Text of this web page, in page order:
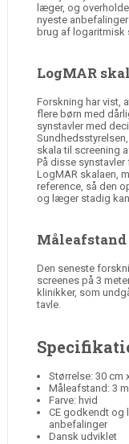
læger, og
nyeste
brug af logaritmisk
LogMAR
Forskning har vist,
flere børn med
synstavler med
skala til screening
På disse synstavler
LogMAR skalaen,
reference, så den
og læger stadig
Den seneste
screenes på 3
klinikker, som
tavle.
Størrelse: 30 cm
Måleafstand: 3
Farve: hvid
CE godkendt og
anbefalinger
Dansk udviklet